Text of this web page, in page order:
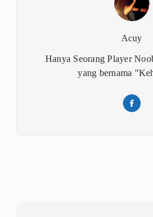
Acuy
Hanya Seorang Player
yang bernama